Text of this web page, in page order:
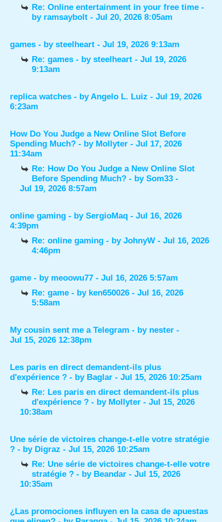
Re: Online entertainment in your free time -
by ramsaybolt - Jul 20, 2026 8:05am
games - by steelheart - Jul 19, 2026 9:13am
Re: games - bysteelheart - Jul 19, 2026
9:13am
replica watches - byAngelo L. Luiz - Jul 19, 2026
6:23am
How Do You Judge a New Online Slot Before
Spending Much? - by Mollyter - Jul 17, 2026
11:34am
Re: How Do You Judge a New Online Slot
Before Spending Much? - bySom33 -
Jul 19, 2026 8:57am
online gaming - by SergioMaq - Jul 16, 2026
4:39pm
Re: online gaming - byJohnyW - Jul 16, 2026
4:46pm
game - by meoowu77 - Jul 16, 2026 5:57am
Re: game - by ken650026 - Jul 16, 2026
5:58am
My cousin sent me a Telegram - by nester -
Jul 15, 2026 12:38pm
Les paris en direct demandent-ils plus
d'expérience ? - by Baglar - Jul 15, 2026 10:25am
Re: Les paris en direct demandent-ils plus
d'expérience ? - by Mollyter - Jul 15, 2026
10:38am
Une série de victoires change-t-elle votre stratégie
? - by Digraz - Jul 15, 2026 10:25am
Re: Une série de victoires change-t-elle votre
stratégie ? - by Beandar - Jul 15, 2026
10:35am
¿Las promociones influyen en la casa de apuestas